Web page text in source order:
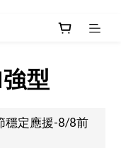
型
穩定應援-8/8前